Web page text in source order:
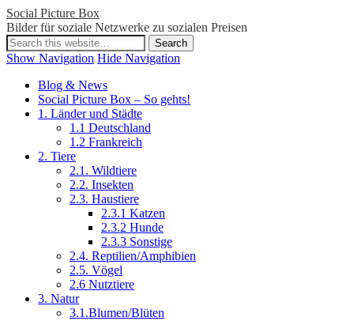
Social Picture Box
Bilder für soziale Netzwerke zu sozialen Preisen
Show Navigation Hide Navigation
Blog & News
Social Picture Box – So gehts!
1. Länder und Städte
1.1 Deutschland
1.2 Frankreich
2. Tiere
2.1. Wildtiere
2.2. Insekten
2.3. Haustiere
2.3.1 Katzen
2.3.2 Hunde
2.3.3 Sonstige
2.4. Reptilien/Amphibien
2.5. Vögel
2.6 Nutztiere
3. Natur
3.1.Blumen/Blüten